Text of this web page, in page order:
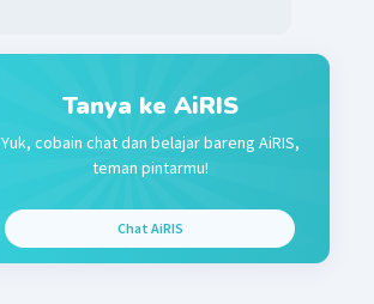
Tanya ke AiRIS
Yuk, cobain chat dan belajar bareng AiRIS,
teman pintarmu!
Chat AiRIS